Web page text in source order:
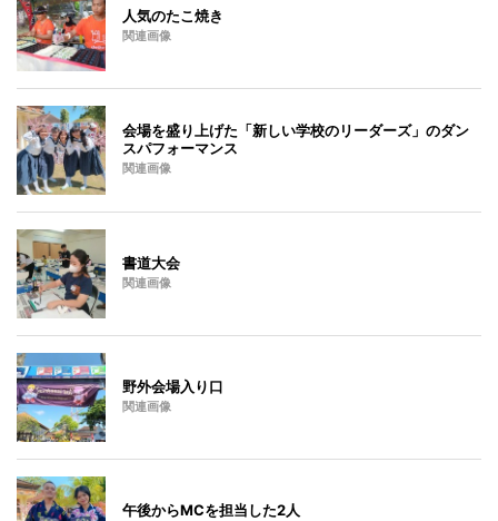
人気のたこ焼き
関連画像
会場を盛り上げた「新しい学校のリーダーズ」のダン
スパフォーマンス
関連画像
書道大会
関連画像
野外会場入り口
関連画像
午後からMCを担当した2人